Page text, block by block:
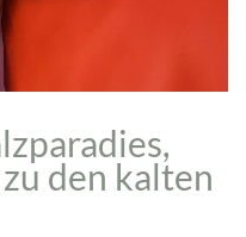
den kalten